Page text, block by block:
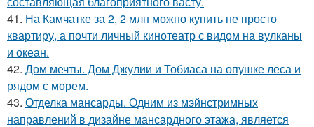
41. На Камчатке за 2, 2 млн можно купить не просто
квартиру, а почти личный кинотеатр с видом на вулканы
и океан.
42. Дом мечты. Дом Джулии и Тобиаса на опушке леса и
рядом с морем.
43. Отделка мансарды. Одним из мэйнстримных
направлений в дизайне мансардного этажа, является